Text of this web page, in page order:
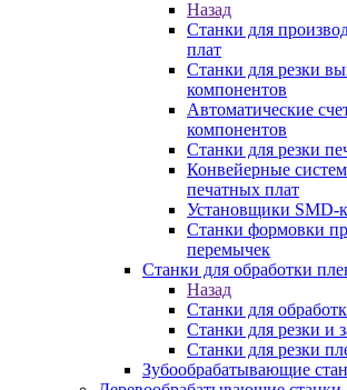
Назад
Станки для
плат
Станки для резки
компонентов
Автоматические
компонентов
Станки для резки
Конвейерные
печатных плат
Установщики SMD-
Станки формовки
перемычек
Станки для обработки
Назад
Станки для
Станки для резки и
Станки для резки
Зубообрабатывающие